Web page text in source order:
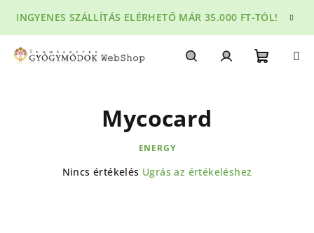
fő
tartalomhoz
INGYENES SZÁLLÍTÁS ELÉRHETŐ MÁR 35.000 FT-TÓL!
Mycocard
ENERGY
A
Nincs értékelés Ugrás az értékeléshez